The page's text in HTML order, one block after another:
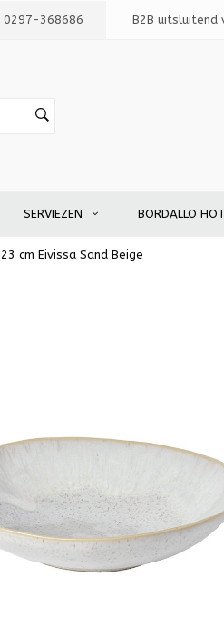
0297-368686 B2B uitsluitend
SERVIEZEN BORDALLO
cm Eivissa Sand Beige